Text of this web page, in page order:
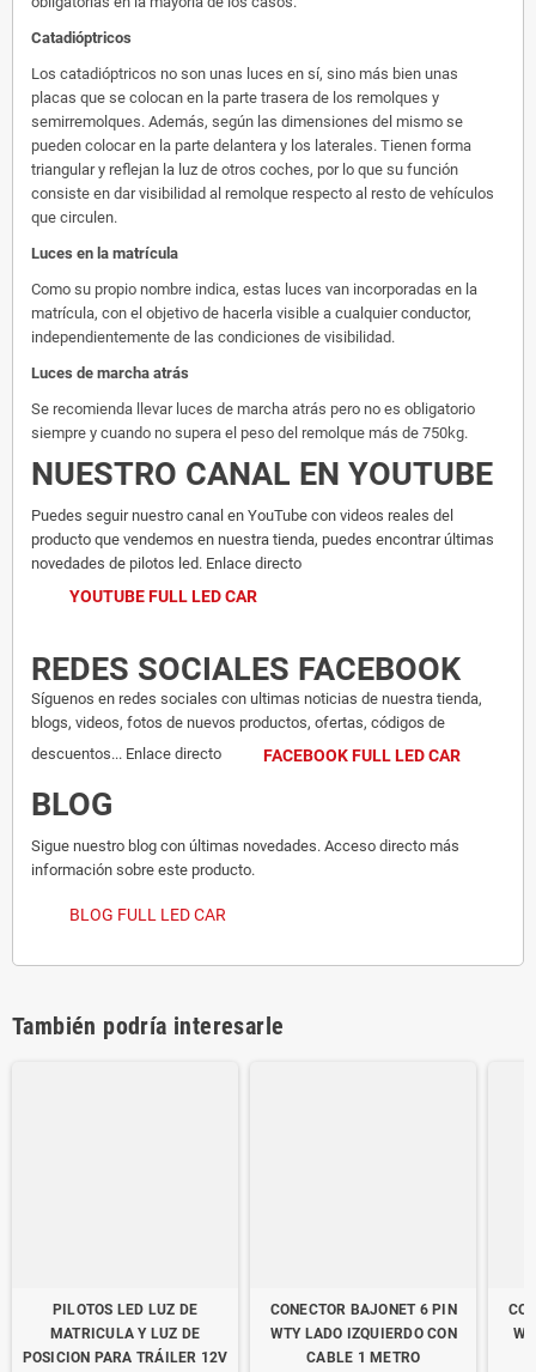
Catadióptricos
Los catadióptricos no son unas luces en sí, sino más bien unas
placas que se colocan en la parte trasera de los remolques y
semirremolques. Además, según las dimensiones del mismo se
pueden colocar en la parte delantera y los laterales. Tienen forma
triangular y reflejan la luz de otros coches, por lo que su función
consiste en dar visibilidad al remolque respecto al resto de vehículos
que circulen.
Luces en la matrícula
Como su propio nombre indica, estas luces van incorporadas en la
matrícula, con el objetivo de hacerla visible a cualquier conductor,
independientemente de las condiciones de visibilidad.
Luces de marcha atrás
Se recomienda llevar luces de marcha atrás pero no es obligatorio
siempre y cuando no supera el peso del remolque más de 750kg.
NUESTRO CANAL EN YOUTUBE
Puedes seguir nuestro canal en YouTube con videos reales del
producto que vendemos en nuestra tienda, puedes encontrar últimas
novedades de pilotos led. Enlace directo
YOUTUBE FULL LED CAR
REDES SOCIALES FACEBOOK
Síguenos en redes sociales con ultimas noticias de nuestra tienda,
blogs, videos, fotos de nuevos productos, ofertas, códigos de
descuentos... Enlace directo
FACEBOOK FULL LED CAR
BLOG
Sigue nuestro blog con últimas novedades. Acceso directo más
información sobre este producto.
BLOG FULL LED CAR
También podría interesarle
PILOTOS LED LUZ DE
MATRICULA Y LUZ DE
POSICION PARA TRÁILER 12V
CONECTOR BAJONET 6 PIN
WTY LADO IZQUIERDO CON
CABLE 1 METRO